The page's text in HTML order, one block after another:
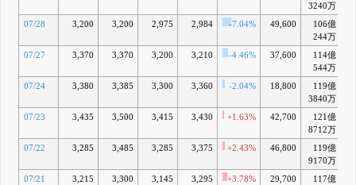
するお知ら
7月 15, 2026
制限付株式
報酬として
行に関する
G
14:30 (訂
経営計画策
3240万
07/28 3,200 3,200 2,975 2,984 -7.04% 49,600
106億
244万
07/27 3,370 3,370 3,200 3,210 -4.46% 37,600
114億
544万
07/24 3,380 3,385 3,300 3,360 -2.04% 18,800
119億
3840万
07/23
3,435 3,500 3,415 3,430 +1.63% 42,700
121億
8712万
07/22 3,285 3,485 3,285 3,375 +2.43% 46,800
119億
9170万
07/21 3,215 3,300 3,145 3,295 +3.78% 29,700
117億